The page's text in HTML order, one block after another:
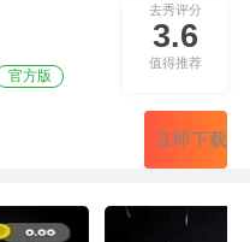
官方版
去秀评分
3.6
值得推荐
立即下载